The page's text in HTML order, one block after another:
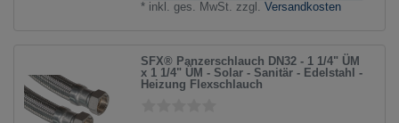
* inkl. ges. MwSt. zzgl.Versandkosten
SFX® Panzerschlauch DN32 - 1 1/4" ÜM
x 1 1/4" ÜM - Solar - Sanitär - Edelstahl -
Heizung Flexschlauch